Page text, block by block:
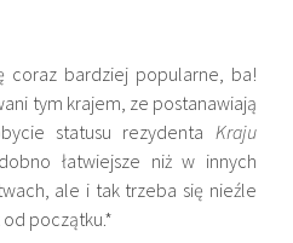
coraz bardziej popularne, ba!
tym krajem, ze postanawiają
statusu rezydenta Kraju
łatwiejsze niż w innych
ale i tak trzeba się nieźle
początku.*